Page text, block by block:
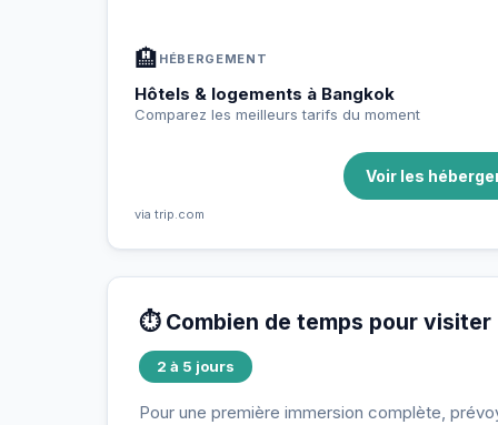
🏨 HÉBERGEMENT
Hôtels & logements à Bangkok
Comparez les meilleurs tarifs du moment
Voir les
via trip.com
⏱️ Combien de temps pour visiter
2 à 5 jours
Pour une première immersion complète,